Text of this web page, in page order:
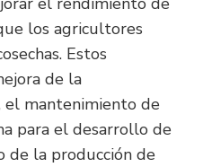
los agricultores
Estos
de la
mantenimiento de
para el desarrollo de
de la producción de